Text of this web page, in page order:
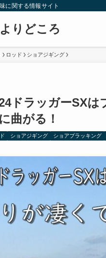
に関する情報サイト
りどころ
ロッド ショアジギング
ドラッガーSXは
に曲がる！
ショアジギング ショアプラッキング